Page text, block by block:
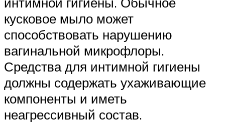
кусковое мыло может
способствовать нарушению
вагинальной микрофлоры.
Средства для интимной гигиены
должны содержать ухаживающие
компоненты и иметь
неагрессивный состав.